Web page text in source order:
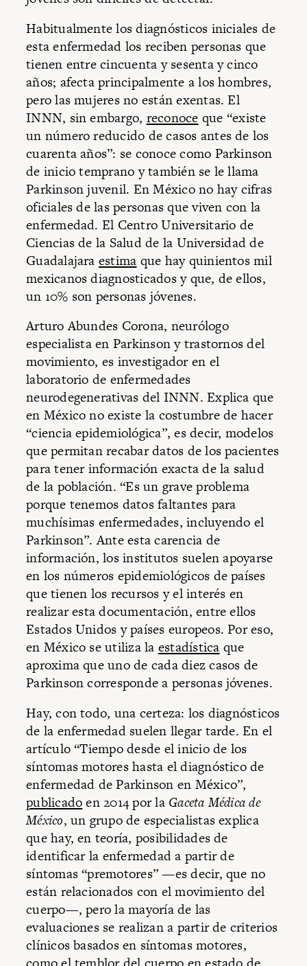
Habitualmente los diagnósticos iniciales de
esta enfermedad los reciben personas que
tienen entre cincuenta y sesenta y cinco
años; afecta principalmente a los hombres,
pero las mujeres no están exentas. El
INNN, sin embargo, reconoce que “existe
un número reducido de casos antes de los
cuarenta años”: se conoce como Parkinson
de inicio temprano y también se le llama
Parkinson juvenil. En México no hay cifras
oficiales de las personas que viven con la
enfermedad. El Centro Universitario de
Ciencias de la Salud de la Universidad de
Guadalajara estima que hay quinientos mil
mexicanos diagnosticados y que, de ellos,
un 10% son personas jóvenes.
Arturo Abundes Corona, neurólogo
especialista en Parkinson y trastornos del
movimiento, es investigador en el
laboratorio de enfermedades
neurodegenerativas del INNN. Explica que
en México no existe la costumbre de hacer
“ciencia epidemiológica”, es decir, modelos
que permitan recabar datos de los pacientes
para tener información exacta de la salud
de la población. “Es un grave problema
porque tenemos datos faltantes para
muchísimas enfermedades, incluyendo el
Parkinson”. Ante esta carencia de
información, los institutos suelen apoyarse
en los números epidemiológicos de países
que tienen los recursos y el interés en
realizar esta documentación, entre ellos
Estados Unidos y países europeos. Por eso,
en México se utiliza la estadística que
aproxima que uno de cada diez casos de
Parkinson corresponde a personas jóvenes.
Hay, con todo, una certeza: los diagnósticos
de la enfermedad suelen llegar tarde. En el
artículo “Tiempo desde el inicio de los
síntomas motores hasta el diagnóstico de
enfermedad de Parkinson en México”,
publicadoen 2014 por la Gaceta Médica de
México, un grupo de especialistas explica
que hay, en teoría, posibilidades de
identificar la enfermedad a partir de
síntomas “premotores” —es decir, que no
están relacionados con el movimiento del
cuerpo—, pero la mayoría de las
evaluaciones se realizan a partir de criterios
clínicos basados en síntomas motores,